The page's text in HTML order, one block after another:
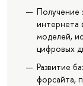
Получение
интернета
моделей,
цифровых
Развитие
форсайта,